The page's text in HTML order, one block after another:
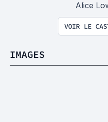
Alice
VOIR LE
IMAGES